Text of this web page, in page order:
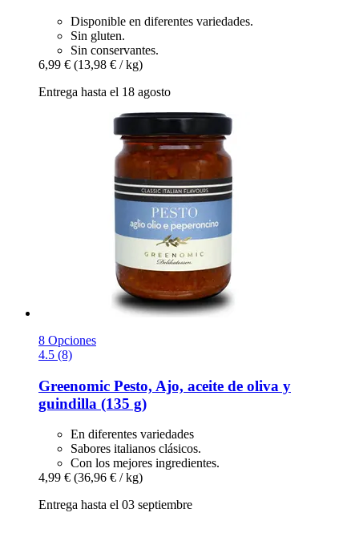
Disponible en diferentes variedades.
Sin gluten.
Sin conservantes.
6,99 € (13,98 € / kg)
Entrega hasta el 18 agosto
8 Opciones
4.5 (8)
Greenomic Pesto, Ajo, aceite de oliva y
guindilla (135 g)
En diferentes variedades
Sabores italianos clásicos.
Con los mejores ingredientes.
4,99 € (36,96 € / kg)
Entrega hasta el 03 septiembre